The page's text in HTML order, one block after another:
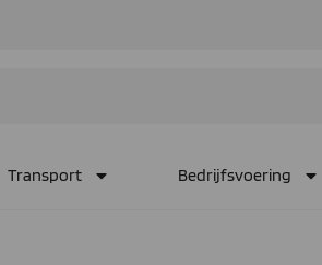
Transport Bedrijfsvoering